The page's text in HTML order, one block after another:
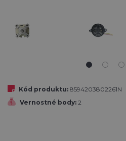
Kód produktu: 8594203802261N
Vernostné body: 2